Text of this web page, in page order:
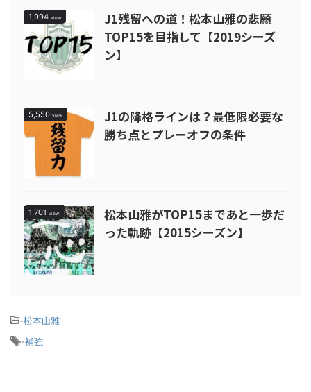
1,994 view
J1残留への道！松本山雅の悲願
TOP15を目指して【2019シーズ
ン】
5,550 view
J1の降格ラインは？最低限必要な
勝ち点とプレーオフの条件
1,701 view
松本山雅がTOP15まであと一歩だ
った軌跡【2015シーズン】
-松本山雅
-補強